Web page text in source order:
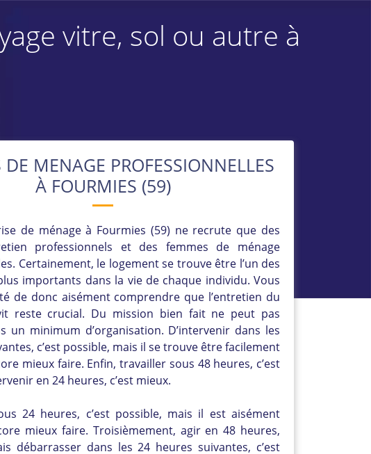
vitre, sol ou autre à
MENAGE PROFESSIONNELLES
À FOURMIES (59)
de ménage à Fourmies (59) ne recrute que des
professionnels et des femmes de ménage
Certainement, le logement se trouve être l’un des
importants dans la vie de chaque individu. Vous
de donc aisément comprendre que l’entretien du
reste crucial. Du mission bien fait ne peut pas
un minimum d’organisation. D’intervenir dans les
c’est possible, mais il se trouve être facilement
mieux faire. Enfin, travailler sous 48 heures, c’est
en 24 heures, c’est mieux.
24 heures, c’est possible, mais il est aisément
mieux faire. Troisièmement, agir en 48 heures,
débarrasser dans les 24 heures suivantes, c’est